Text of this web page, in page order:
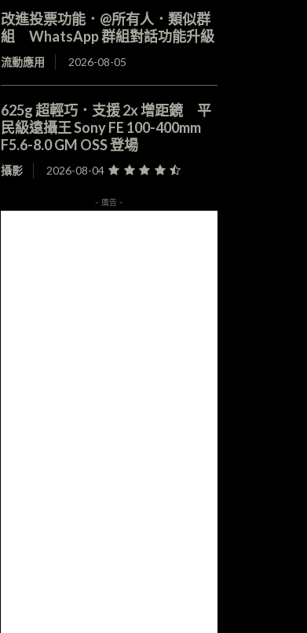
改進投票功能．@所有人．類似群
組 WhatsApp 群組對話功能升級
流動應用 2026-08-05
625g 超輕巧．支援 2x 增距鏡 平
民級遠攝王 Sony FE 100-400mm
F5.6-8.0 GM OSS 登場
攝影 2026-08-04
- 廣告 -